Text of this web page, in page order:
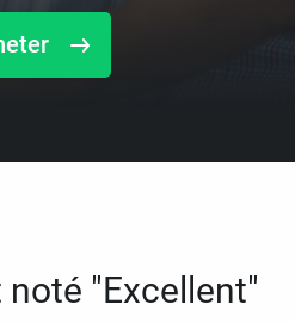
"Excellent"